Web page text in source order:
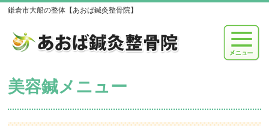
鎌倉市大船の整体【あおば鍼灸整骨院】
美容鍼メニュー